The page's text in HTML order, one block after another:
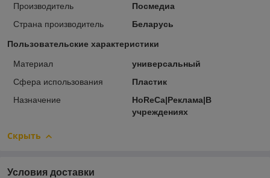
Производитель
Посмедиа
Страна производитель
Беларусь
Пользовательские характеристики
Материал
универсальный
Сфера использования
Пластик
Назначение
HoReCa|Реклама|В
учреждениях
Скрыть
Условия доставки